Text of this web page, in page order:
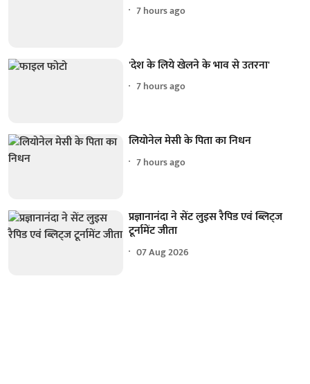
7 hours ago
'देश के लिये खेलने के भाव से उतरना'
7 hours ago
लियोनेल मेसी के पिता का निधन
7 hours ago
प्रज्ञानानंदा ने सेंट लुइस रैपिड एवं ब्लिट्ज
टूर्नामेंट जीता
07 Aug 2026